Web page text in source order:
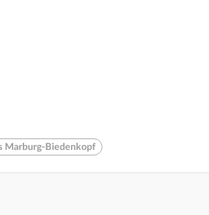
Marburg-Biedenkopf